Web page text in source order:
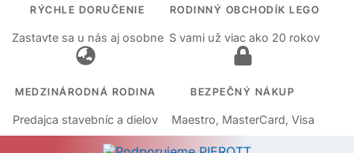
RÝCHLE DORUČENIE
Zastavte sa u nás aj osobne
RODINNÝ OBCHODÍK LEGO
S vami už viac ako 20 rokov
MEDZINÁRODNÁ RODINA
Predajca stavebníc a dielov
BEZPEČNÝ NÁKUP
Maestro, MasterCard, Visa